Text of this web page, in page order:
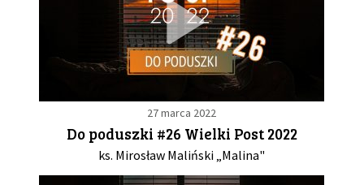
27 marca 2022
Do poduszki #26 Wielki Post 2022
ks. Mirosław Maliński „Malina"